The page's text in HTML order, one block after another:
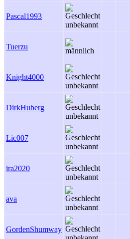
Pascal1993
Tuerzu
Knight4000
DirkHuberg
Lic007
ira2020
ava
GordenShumway